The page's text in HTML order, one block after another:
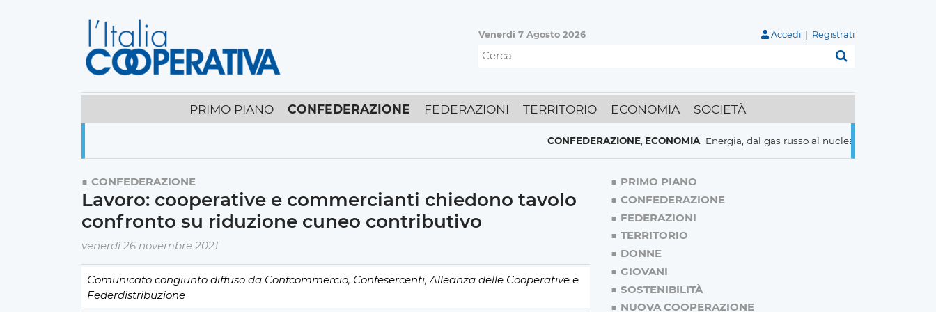
Venerdì 7 Agosto 2026 Accedi Registrati
PRIMO PIANO CONFEDERAZIONE FEDERAZIONI TERRITORIO ECONOMIA SOCIETÀ
CONFEDERAZIONE,ECONOMIA Energia, dal gas russo al nucleare italiani pronti a tutto
CONFEDERAZIONE
Lavoro: cooperative e commercianti chiedono tavolo
confronto su riduzione cuneo contributivo
venerdì 26 novembre 2021
Comunicato congiunto diffuso da Confcommercio, Confesercenti, Alleanza delle Cooperative e
Federdistribuzione
PRIMO PIANO
CONFEDERAZIONE
FEDERAZIONI
TERRITORIO
DONNE
GIOVANI
SOSTENIBILITÀ
NUOVA COOPERAZIONE